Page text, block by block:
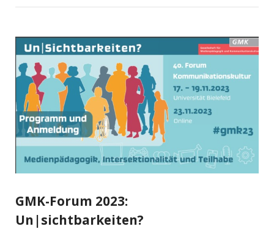
GMK-Forum 2023:
Un|sichtbarkeiten?